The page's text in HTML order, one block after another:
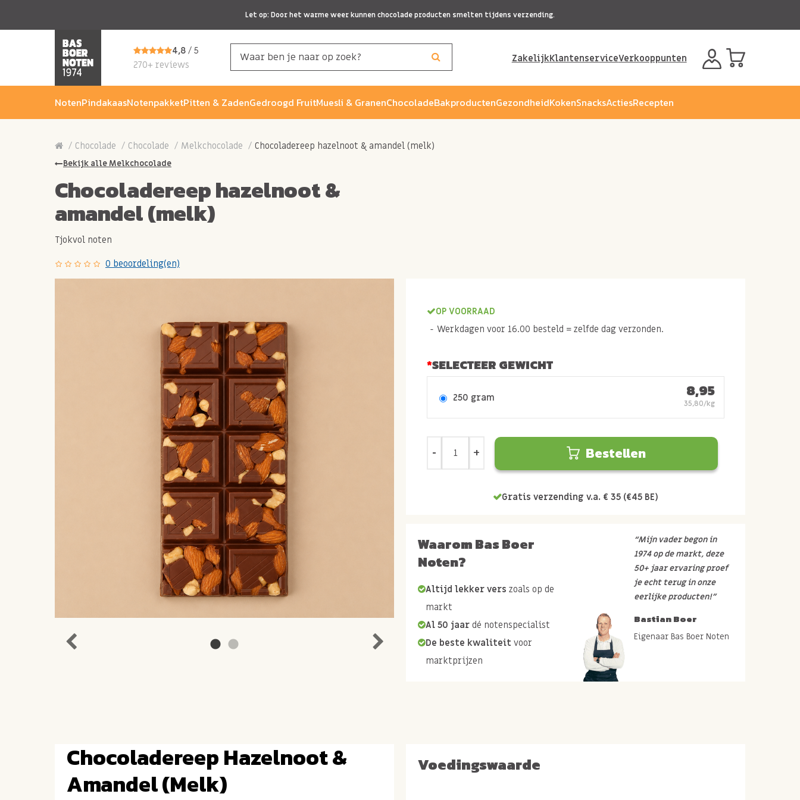
Let op: Door het warme weer kunnen chocolade producten smelten tijdens verzending.
4,8/ 5
270+ reviews
ZakelijkKlantenserviceVerkooppunten
NotenPindakaasNotenpakketPitten & ZadenGedroogd FruitMuesli & GranenChocoladeBakproductenGezondheidKokenSnacksActiesRecepten
Chocolade Chocolade Melkchocolade Chocoladereep hazelnoot & amandel (melk)
Bekijk alle Melkchocolade
Chocoladereep hazelnoot &
amandel (melk)
Tjokvol noten
0 beoordeling(en)
OP VOORRAAD
Werkdagen voor 16.00 besteld = zelfde dag verzonden.
SELECTEER GEWICHT
250 gram 8,95
35,80/kg
Bestellen
Gratis verzending v.a. € 35 (€45 BE)
Waarom Bas Boer
Noten?
Altijd lekker vers zoals op de
markt
Al 50 jaar dé notenspecialist
De beste kwaliteit voor
marktprijzen
“Mijn vader begon in
1974 op de markt, deze
50+ jaar ervaring proef
je echt terug in onze
eerlijke producten!”
Bastian Boer
Eigenaar Bas Boer Noten
Chocoladereep Hazelnoot &
Amandel (melk)
Voedingswaarde